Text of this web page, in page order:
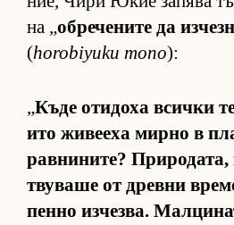
на „об­ре­че­ните да
(horobiyuku mono):
„Къде оти­доха всички
ито жи­ве­еха мирно в
рав­ни­ни­те?
т­ву­ваше от древни
пенно из­чез­ва.